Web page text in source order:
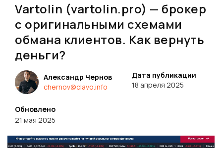
Vartolin (vartolin.pro) — брокер
с оригинальными схемами
обмана клиентов. Как вернуть
деньги?
Александр Чернов
chernov@clavo.info
Дата публикации
18 апреля 2025
Обновлено
21 мая 2025